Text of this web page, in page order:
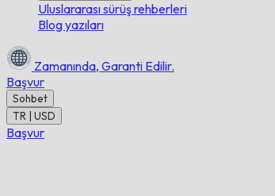
Uluslararası sürüş rehberleri
Blog yazıları
Zamanında, Garanti Edilir.
Başvur
Sohbet
TR | USD
Başvur